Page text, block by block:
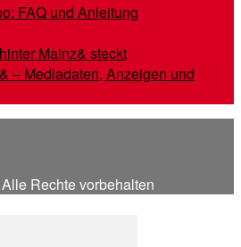
FAQ und Anleitung
Mainz& steckt
– Mediadaten, Anzeigen und
Rechte vorbehalten